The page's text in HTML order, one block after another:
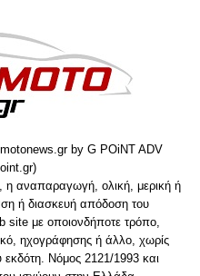
by G POiNT ADV
αναπαραγωγή, ολική, μερική ή
ή διασκευή απόδοση του
site με οποιονδήποτε τρόπο,
ηχογράφησης ή άλλο, χωρίς
Νόμος 2121/1993 και